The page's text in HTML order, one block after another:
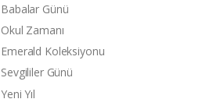
Babalar Günü
Okul Zamanı
Emerald Koleksiyonu
Sevgililer Günü
Yeni Yıl